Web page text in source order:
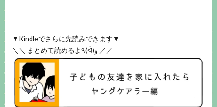
▼Kindleでさらに先読みできます▼
＼＼ まとめて読めるよ٩(ᐛ)و ／／